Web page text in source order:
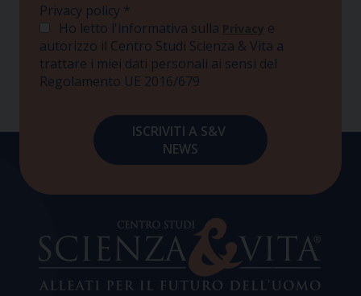
Privacy policy *
Ho letto l'informativa sulla Privacy e
autorizzo il Centro Studi Scienza & Vita a
trattare i miei dati personali ai sensi del
Regolamento UE 2016/679